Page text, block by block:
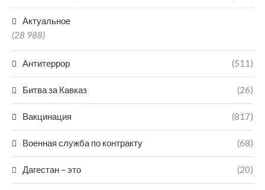
Актуальное
(28 988)
Антитеррор (511)
Битва за Кавказ (26)
Вакцинация (817)
Военная служба по контракту (68)
Дагестан – это (20)